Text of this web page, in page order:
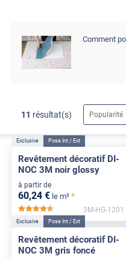
Comment
11 résultat(s)
Exclusive Pose Int / Ext
Revêtement décoratif DI-
NOC 3M noir glossy
à partir de
60,24 € le m² *
*****
3M-HG-1201
Exclusive Pose Int / Ext
Revêtement décoratif DI-
NOC 3M gris foncé